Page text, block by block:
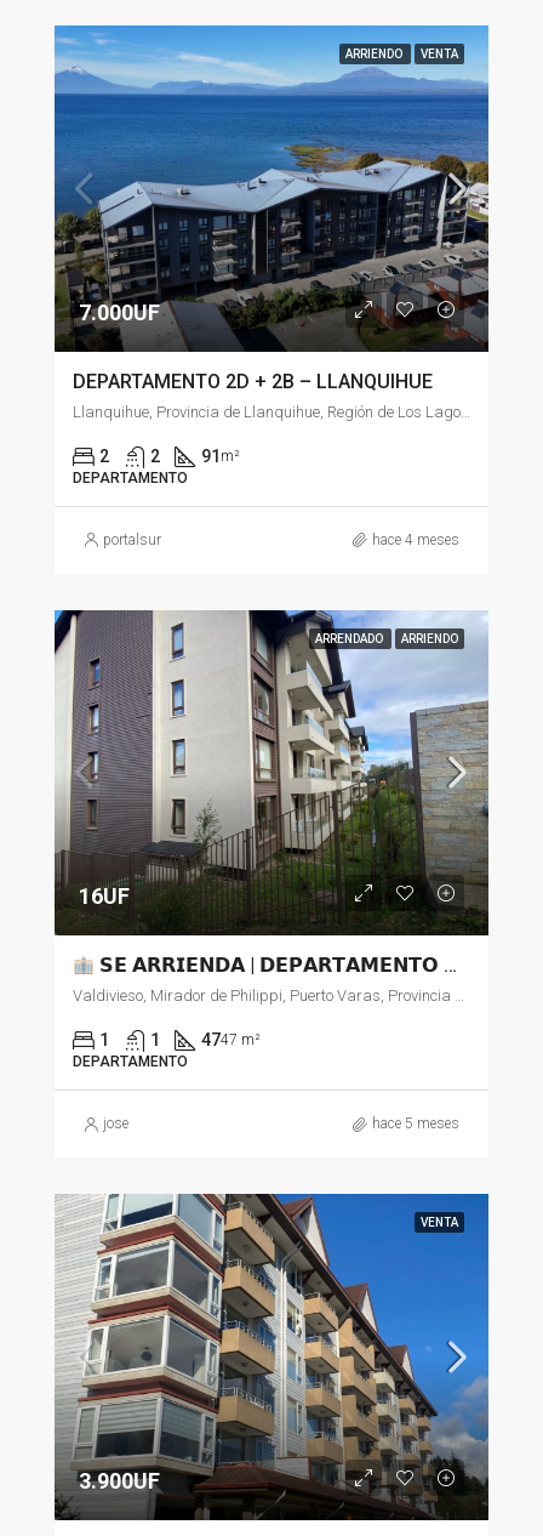
ARRIENDO VENTA
7.000UF
DEPARTAMENTO 2D + 2B – LLANQUIHUE
2 2 91 m²
DEPARTAMENTO
portalsur hace 4 meses
ARRENDADO ARRIENDO
16UF
𝗦𝗘 𝗔𝗥𝗥𝗜𝗘𝗡𝗗𝗔 | 𝗗𝗘𝗣𝗔𝗥𝗧𝗔𝗠𝗘𝗡𝗧𝗢 𝟭𝗗 + 𝟭𝗕 𝗘𝗡 𝗣𝗨𝗘𝗥𝗧𝗢 𝗩𝗔𝗥𝗔𝗦
Valdivieso, Mirador de Philippi, Puerto Varas, Provincia de Llanquihue, Región de Los Lagos, 5550451, Chile
1 1 4747 m²
DEPARTAMENTO
jose hace 5 meses
VENTA
3.900UF